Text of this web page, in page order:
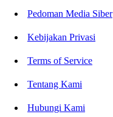
Pedoman Media Siber
Kebijakan Privasi
Terms of Service
Tentang Kami
Hubungi Kami